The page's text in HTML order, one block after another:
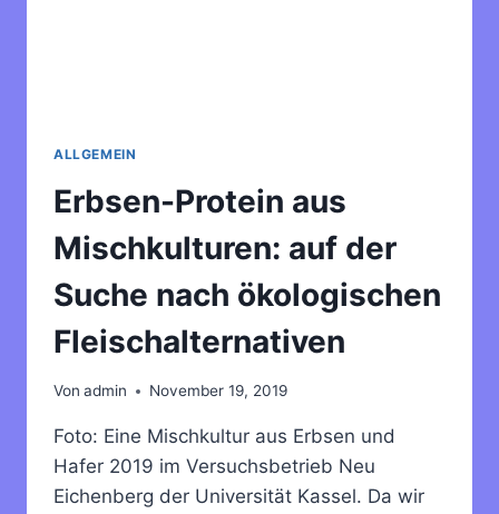
ALLGEMEIN
Erbsen-Protein aus
Mischkulturen: auf der
Suche nach ökologischen
Fleischalternativen
Von admin November 19, 2019
Foto: Eine Mischkultur aus Erbsen und
Hafer 2019 im Versuchsbetrieb Neu
Eichenberg der Universität Kassel. Da wir